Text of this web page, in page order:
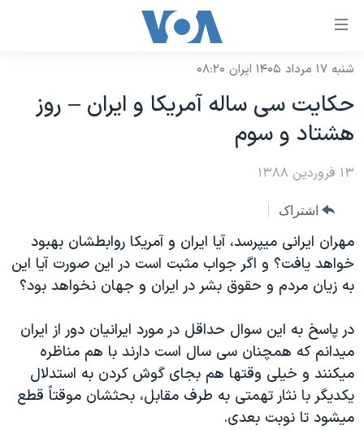
لینکهای
دسترسی
جهش
محتوای
اصلی
صفحه
اصلی
جهش
به
جستجو
نسخه سبک وب‌سایت
موضوع ها
ایران
آمریکا
جهان
ورزشی
گزیده‌ها
ویژه برنامه‌ها
ویدیوها
فرهنگ و زندگی
حقوق شهروندی
برنامه های تلویزیونی
جدول برنامه ها
صفحه‌های ویژه
جام جهانی ۲۰۲۶
عملیات خشم حماسی
۲۵۰سالگی آمریکا
بایگانی برنامه‌های تلویزیونی
مستندها
انتخابات ریاست جمهوری آمریکا ۲۰۲۴
فرکانس‌های صدای آمریکا
پخش رادیویی
یادگیری زبان انگلیسی
دنبال کنید
شنبه ۱۷ مرداد ۱۴۰۵ ایران ۰۸:۲۰
حکایت سی ساله آمریکا و ایران – روز
هشتاد و سوم
۱۳ فروردین ۱۳۸۸
اشتراک
مهران ایرانی میپرسد، آیا ایران و آمریکا روابطشان بهبود
خواهد یافت؟ و اگر جواب مثبت است در این صورت آیا این
به زیان مردم و حقوق بشر در ایران و جهان نخواهد بود؟
در پاسخ به این سوال حداقل در مورد ایرانیان دور از ایران
میدانم که همچنان سی سال است دارند با هم مناظره
میکنند و خیلی وقتها هم بجای گوش کردن به استدلال
یکدیگر با نثار تهمتی به طرف مقابل، بحثشان موقتاً قطع
میشود تا نوبت بعدی.